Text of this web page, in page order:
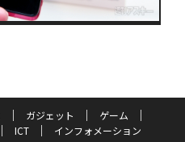
ガジェット
ゲーム
ICT
インフォメーション